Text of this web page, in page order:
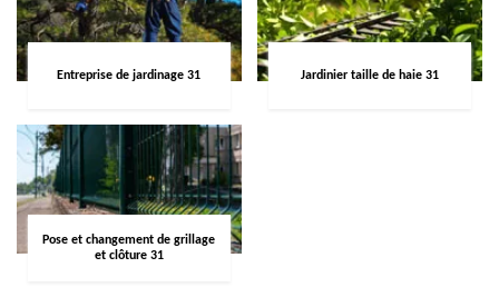
Entreprise de jardinage 31 Jardinier taille de haie 31
Pose et changement de grillage
et clôture 31